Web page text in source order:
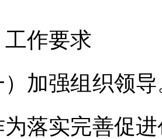
工作要求
）加强组织领
落实完善促